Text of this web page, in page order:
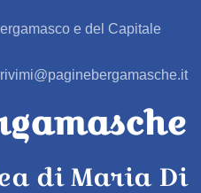
e del Capitale
di Maria Di